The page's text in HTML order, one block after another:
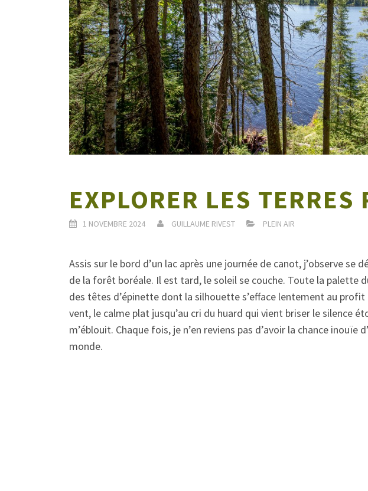
EXPLORER LES TERRES
1 NOVEMBRE 2024 GUILLAUME RIVEST PLEIN AIR
Assis sur le bord d’un lac après une journée de canot, j’observe se
de la forêt boréale. Il est tard, le soleil se couche. Toute la palette
des têtes d’épinette dont la silhouette s’efface lentement au profit
vent, le calme plat jusqu’au cri du huard qui vient briser le silence
m’éblouit. Chaque fois, je n’en reviens pas d’avoir la chance inouïe
monde.